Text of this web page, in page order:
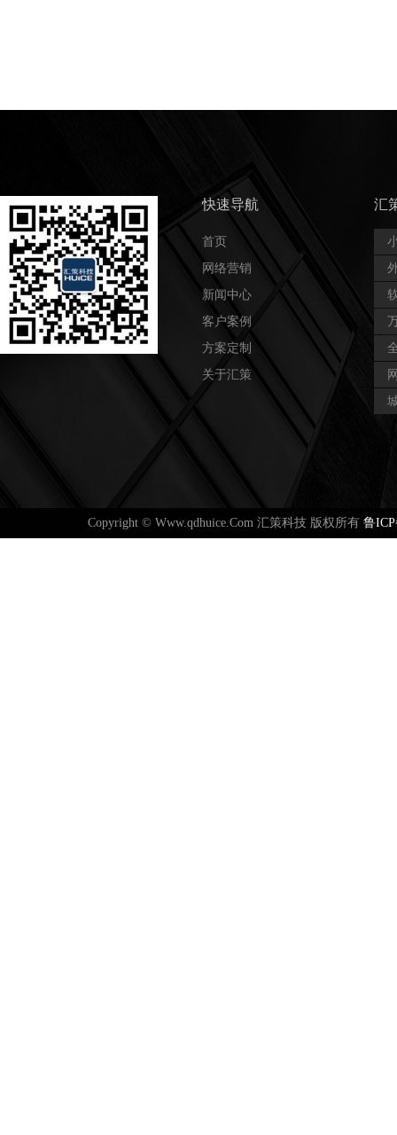
快速导航
首页
网络营销
新闻中心
客户案例
方案定制
关于汇策
汇
Copyright © Www.qdhuice.Com 汇策科技 版权所有 鲁